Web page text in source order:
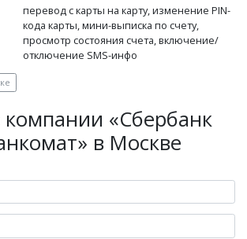
перевод с карты на карту, изменение PIN-
кода карты, мини-выписка по счету,
просмотр состояния счета, включение/
отключение SMS-инфо
«Сбербанк
в Москве